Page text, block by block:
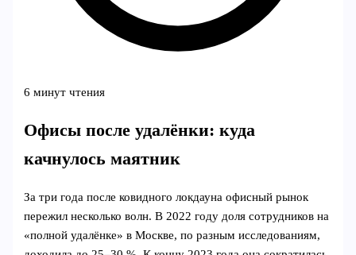
6 минут чтения
Офисы после удалёнки: куда
качнулось маятник
За три года после ковидного локдауна офисный рынок
пережил несколько волн. В 2022 году доля сотрудников на
«полной удалёнке» в Москве, по разным исследованиям,